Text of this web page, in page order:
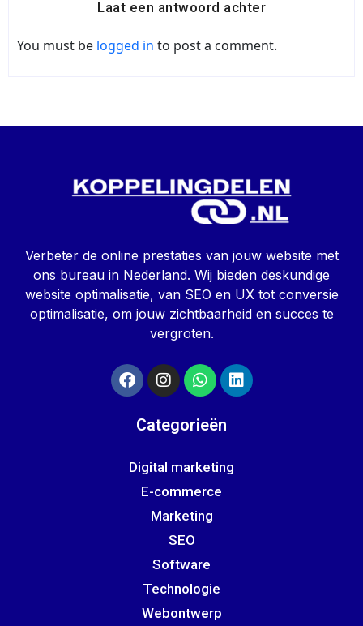
Laat een antwoord achter
You must be logged in to post a comment.
Verbeter de online prestaties van jouw website met
ons bureau in Nederland. Wij bieden deskundige
website optimalisatie, van SEO en UX tot conversie
optimalisatie, om jouw zichtbaarheid en succes te
vergroten.
Categorieën
Digital marketing
E-commerce
Marketing
SEO
Software
Technologie
Webontwerp